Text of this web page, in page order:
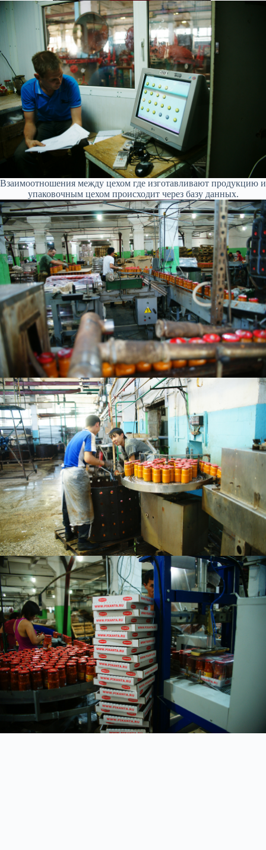
Взаимоотношения между цехом где изготавливают продукцию и
упаковочным цехом происходит через базу данных.